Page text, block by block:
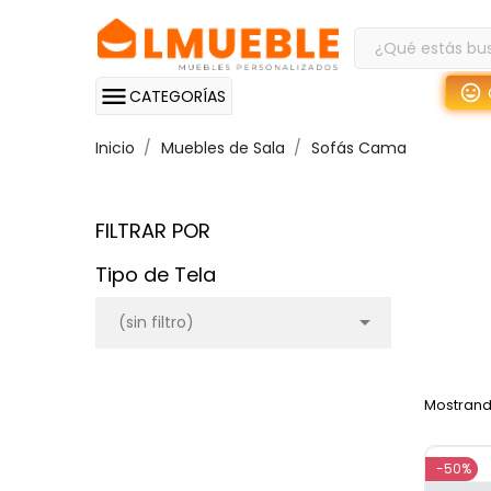
CATEGORÍAS
Inicio Muebles de Sala Sofás Cama
FILTRAR POR
Tipo de Tela
(sin filtro) 
-50%